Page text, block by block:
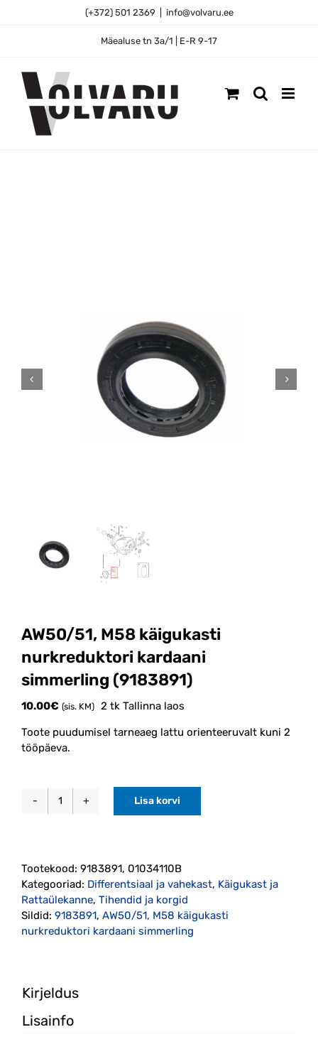
(+372) 501 2369 info@volvaru.ee
Mäealuse tn 3a/1 | E-R 9-17
AW50/51, M58 käigukasti
nurkreduktori kardaani
simmerling (9183891)
10.00€ (sis. KM) 2 tk Tallinna laos
Toote puudumisel tarneaeg lattu orienteeruvalt kuni 2
tööpäeva.
AW50/51,
kardaani
simmerling
(9183891)
kogus
Lisa korvi
Tootekood: 9183891, 01034110B
Kategooriad: Differentsiaal ja vahekast, Käigukast ja
Rattaülekanne, Tihendid ja korgid
Sildid: 9183891, AW50/51, M58 käigukasti
nurkreduktori kardaani simmerling
Kirjeldus
Lisainfo